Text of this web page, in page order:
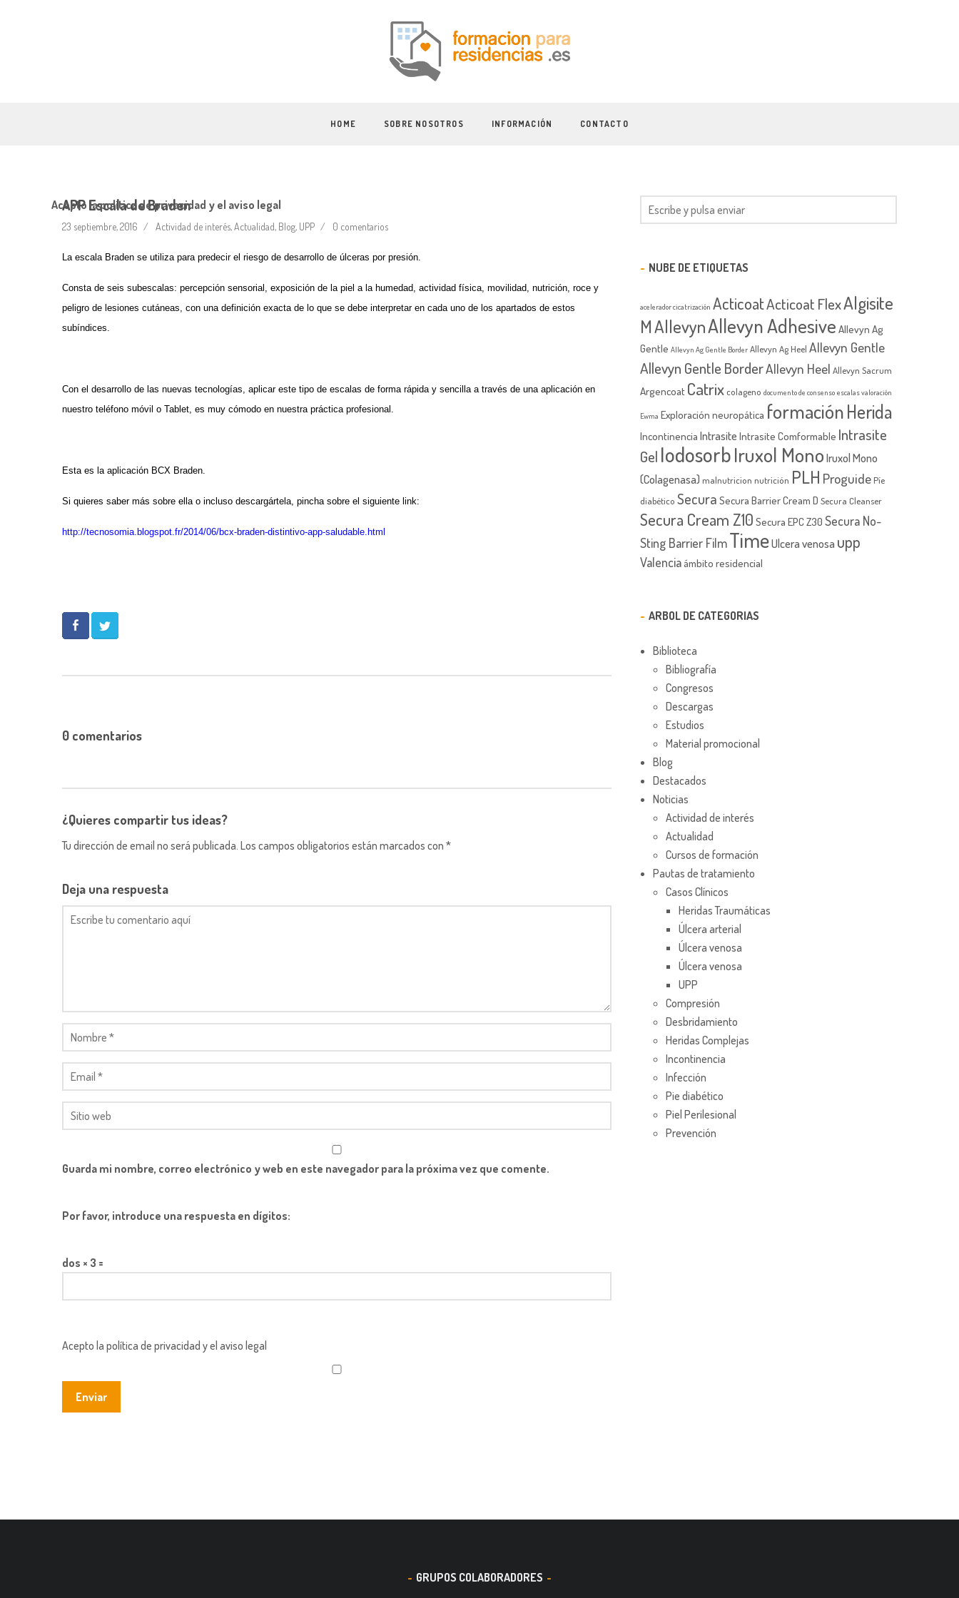
HOME SOBRE NOSOTROS INFORMACIÓN CONTACTO
APP Escala de Braden
23 septiembre, 2016 Actividad de interés,Actualidad, Blog, UPP 0 comentarios
La escala Braden se utiliza para predecir el riesgo de desarrollo de úlceras por presión.
Consta de seis subescalas: percepción sensorial, exposición de la piel a la humedad, actividad física, movilidad, nutrición, roce y
peligro de lesiones cutáneas, con una definición exacta de lo que se debe interpretar en cada uno de los apartados de estos
subíndices.
Con el desarrollo de las nuevas tecnologías, aplicar este tipo de escalas de forma rápida y sencilla a través de una aplicación en
nuestro teléfono móvil o Tablet, es muy cómodo en nuestra práctica profesional.
Esta es la aplicación BCX Braden.
Si quieres saber más sobre ella o incluso descargártela, pincha sobre el siguiente link:
http://tecnosomia.blogspot.fr/2014/06/bcx-braden-distintivo-app-saludable.html
0 comentarios
¿Quieres compartir tus ideas?
Tu dirección de email no será publicada. Los campos obligatorios están marcados con *
Deja una respuesta
Guarda mi nombre, correo electrónico y web en este navegador para la próxima vez que comente.
Por favor, introduce una respuesta en dígitos:
dos × 3 =
Acepto la política de privacidad y el aviso legal
Acepto la política de privacidad y el aviso legal
NUBE DE ETIQUETAS
acelerador cicatrización ActicoatActicoat FlexAlgisite
MAllevynAllevyn Adhesive Allevyn Ag
Gentle Allevyn Ag Gentle Border Allevyn Ag Heel Allevyn Gentle
Allevyn Gentle BorderAllevyn Heel Allevyn Sacrum
Argencoat Catrix colageno documento de consenso escalas valoración
Ewma Exploración neuropática formaciónHerida
Incontinencia Intrasite Intrasite Comformable Intrasite
Gel IodosorbIruxol MonoIruxol Mono
(Colagenasa) malnutricion nutrición PLH Proguide Píe
diabético Secura Secura Barrier Cream D Secura Cleanser
Secura Cream Z10 Secura EPC Z30 Secura No-
Sting Barrier FilmTimeUlcera venosa upp
Valenciaámbito residencial
ARBOL DE CATEGORIAS
Biblioteca
Bibliografía
Congresos
Descargas
Estudios
Material promocional
Blog
Destacados
Noticias
Actividad de interés
Actualidad
Cursos de formación
Pautas de tratamiento
Casos Clínicos
Heridas Traumáticas
Úlcera arterial
Úlcera venosa
Úlcera venosa
UPP
Compresión
Desbridamiento
Heridas Complejas
Incontinencia
Infección
Pie diabético
Piel Perilesional
Prevención
GRUPOS COLABORADORES